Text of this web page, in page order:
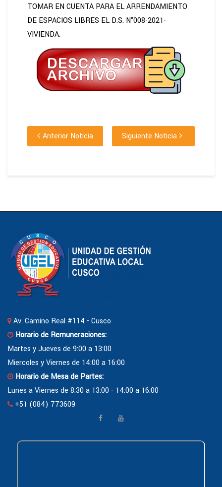
TOMAR EN CUENTA PARA EL ARRENDAMIENTO
DE ESPACIOS LIBRES EL D.S. N°008-2021-
VIVIENDA.
Anterior Noticia Siguiente Noticia
Av. Camino Real #114 - Cusco
Horario de Remuneraciones:
Martes y Jueves de 9:00 a 13:00
Miercoles y Viernes de 14:00 a 16:00
Horario de Mesa de Partes:
Lunes a Viernes de 8:30 a 13:00 - 14:00 a 16:00
+51 (084) 773609